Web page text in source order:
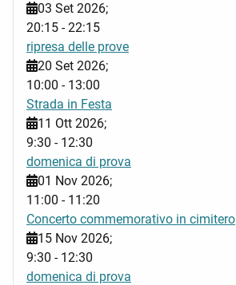
03 Set 2026;
20:15 -22:15
ripresa delle prove
20 Set 2026;
10:00 - 13:00
Strada in Festa
11 Ott 2026;
9:30 - 12:30
domenica di prova
01 Nov 2026;
11:00 - 11:20
Concerto commemorativo in cimitero
15 Nov 2026;
9:30 - 12:30
domenica di prova